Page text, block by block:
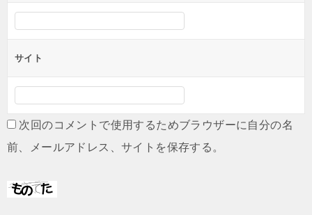
サイト
次回のコメントで使用するためブラウザーに自分の名
前、メールアドレス、サイトを保存する。